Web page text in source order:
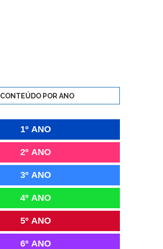
CONTEÚDO POR ANO
1º ANO
2º ANO
3º ANO
4º ANO
5º ANO
6º ANO